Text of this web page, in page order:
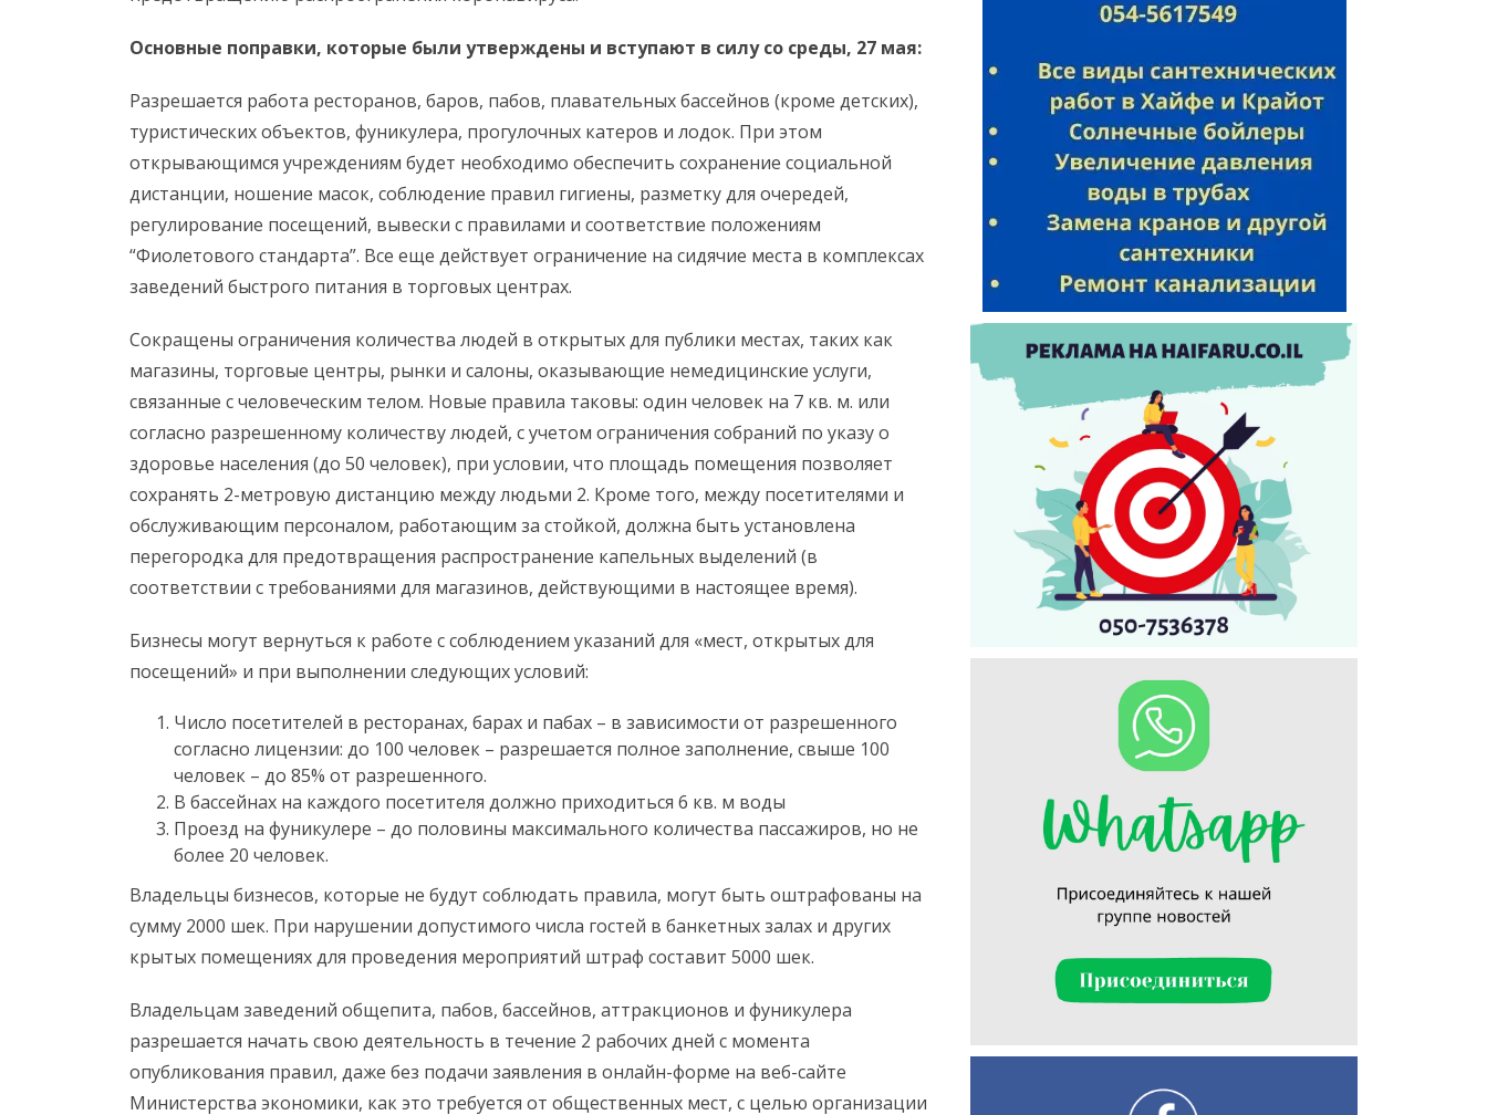
Основные поправки, которые были утверждены и вступают в силу со среды, 27 мая:
Разрешается работа ресторанов, баров, пабов, плавательных бассейнов (кроме детских),
туристических объектов, фуникулера, прогулочных катеров и лодок. При этом
открывающимся учреждениям будет необходимо обеспечить сохранение социальной
дистанции, ношение масок, соблюдение правил гигиены, разметку для очередей,
регулирование посещений, вывески с правилами и соответствие положениям
“Фиолетового стандарта”. Все еще действует ограничение на сидячие места в комплексах
заведений быстрого питания в торговых центрах.
Сокращены ограничения количества людей в открытых для публики местах, таких как
магазины, торговые центры, рынки и салоны, оказывающие немедицинские услуги,
связанные с человеческим телом. Новые правила таковы: один человек на 7 кв. м. или
согласно разрешенному количеству людей, с учетом ограничения собраний по указу о
здоровье населения (до 50 человек), при условии, что площадь помещения позволяет
сохранять 2-метровую дистанцию между людьми 2. Кроме того, между посетителями и
обслуживающим персоналом, работающим за стойкой, должна быть установлена
перегородка для предотвращения распространение капельных выделений (в
соответствии с требованиями для магазинов, действующими в настоящее время).
Бизнесы могут вернуться к работе с соблюдением указаний для «мест, открытых для
посещений» и при выполнении следующих условий:
Число посетителей в ресторанах, барах и пабах – в зависимости от разрешенного
согласно лицензии: до 100 человек – разрешается полное заполнение, свыше 100
человек – до 85% от разрешенного.
В бассейнах на каждого посетителя должно приходиться 6 кв. м воды
Проезд на фуникулере – до половины максимального количества пассажиров, но не
более 20 человек.
Владельцы бизнесов, которые не будут соблюдать правила, могут быть оштрафованы на
сумму 2000 шек. При нарушении допустимого числа гостей в банкетных залах и других
крытых помещениях для проведения мероприятий штраф составит 5000 шек.
Владельцам заведений общепита, пабов, бассейнов, аттракционов и фуникулера
разрешается начать свою деятельность в течение 2 рабочих дней с момента
опубликования правил, даже без подачи заявления в онлайн-форме на веб-сайте
Министерства экономики, как это требуется от общественных мест, с целью организации